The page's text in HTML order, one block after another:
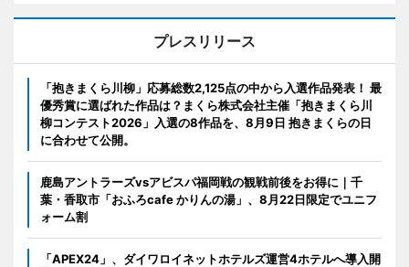
プレスリリース
「抱きまくら川柳」応募総数2,125点の中から入選作品発表！ 最
優秀賞に選ばれた作品は？まくら株式会社主催「抱きまくら川
柳コンテスト2026」入選の8作品を、8月9日 抱きまくらの日
に合わせて公開。
鹿島アントラーズvsアビスパ福岡戦の観戦前後をお得に｜千
葉・香取市「おふろcafe かりんの湯」、8月22日限定でユニフ
ォーム割
「APEX24」、ダイワロイネットホテルズ運営4ホテルへ導入開